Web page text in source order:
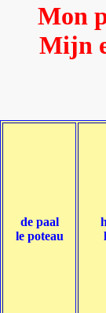
Mon
Mijn
de paal
le poteau